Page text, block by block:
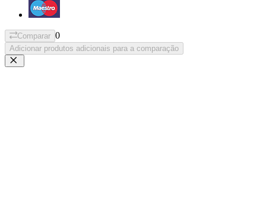
Comparar 0
Adicionar produtos adicionais para a comparação